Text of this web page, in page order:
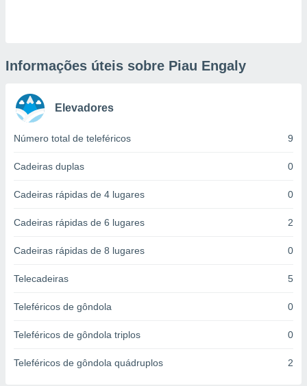
únicos
e
este sitio
de
seus
tal,
Informações úteis sobre Piau Engaly
Elevadores
Número total de teleféricos 9
Cadeiras duplas 0
Cadeiras rápidas de 4 lugares 0
Cadeiras rápidas de 6 lugares 2
Cadeiras rápidas de 8 lugares 0
Telecadeiras 5
Teleféricos de gôndola 0
Teleféricos de gôndola triplos 0
Teleféricos de gôndola quádruplos 2